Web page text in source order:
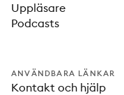
Uppläsare
Podcasts
ANVÄNDBARA LÄNKAR
Kontakt och hjälp